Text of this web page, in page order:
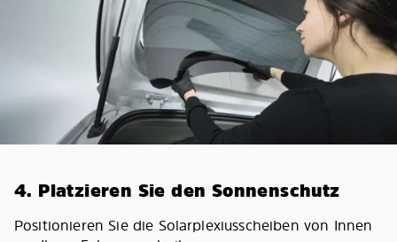
4. Platzieren Sie den Sonnenschutz
Positionieren Sie die Solarplexiusscheiben von Innen